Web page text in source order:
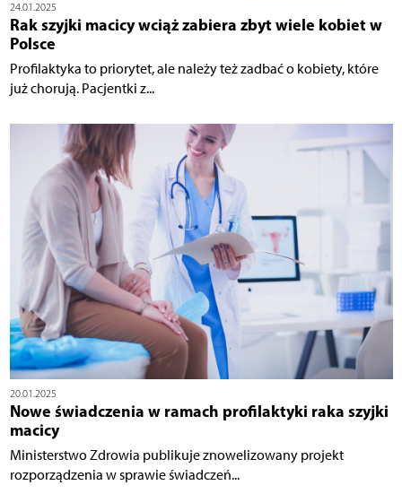
24.01.2025
Rak szyjki macicy wciąż zabiera zbyt wiele kobiet w
Polsce
Profilaktyka to priorytet, ale należy też zadbać o kobiety, które
już chorują. Pacjentki z...
20.01.2025
Nowe świadczenia w ramach profilaktyki raka szyjki
macicy
Ministerstwo Zdrowia publikuje znowelizowany projekt
rozporządzenia w sprawie świadczeń...